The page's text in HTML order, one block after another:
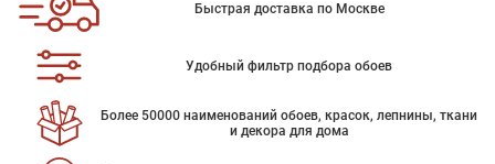
Быстрая доставка по Москве
Удобный фильтр подбора обоев
Более 50000 наименований обоев, красок, лепнины, ткани
и декора для дома